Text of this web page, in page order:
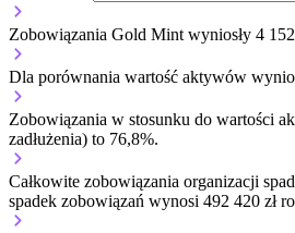
Zobowiązania Gold Mint wyniosły 4 152
Dla porównania wartość aktywów
Zobowiązania w stosunku do wartości
zadłużenia) to 76,8%.
Całkowite zobowiązania organizacji
spadek zobowiązań wynosi 492 420 zł